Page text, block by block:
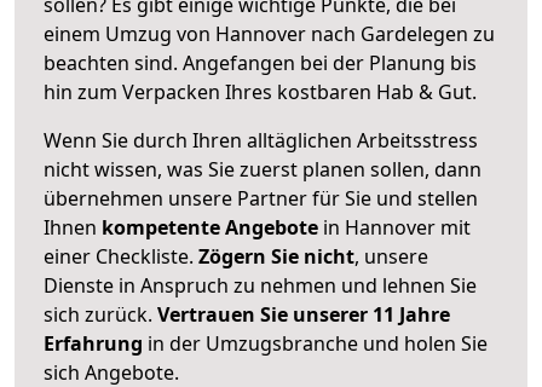
einem Umzug von Hannover nach Gardelegen zu
beachten sind. Angefangen bei der Planung bis
hin zum Verpacken Ihres kostbaren Hab & Gut.
Wenn Sie durch Ihren alltäglichen Arbeitsstress
nicht wissen, was Sie zuerst planen sollen, dann
übernehmen unsere Partner für Sie und stellen
Ihnen kompetente Angebote in Hannover mit
einer Checkliste. Zögern Sie nicht, unsere
Dienste in Anspruch zu nehmen und lehnen Sie
sich zurück. Vertrauen Sie unserer 11 Jahre
Erfahrung in der Umzugsbranche und holen Sie
sich Angebote.